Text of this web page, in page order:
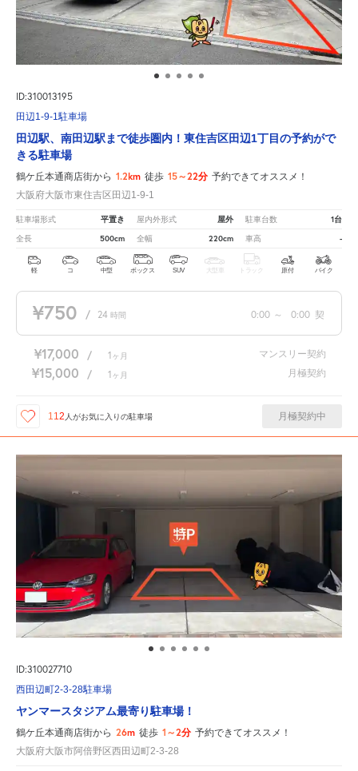
ID:310013195
田辺1-9-1駐車場
田辺駅、南田辺駅まで徒歩圏内！東住吉区田辺1丁目の予約がで
きる駐車場
鶴ケ丘本通商店街から 1.2km 徒歩 15～22分 予約できてオススメ！
大阪府大阪市東住吉区田辺1-9-1
駐車場形式 平置き 屋内外形式 屋外 駐車台数 1台
全長 500cm 全幅 220cm 車高 -
軽 コ 中型 ボックス SUV 大型車 トラック 原付 バイク
¥750 / 24 時間 0:00 ～ 0:00 契
¥17,000 / 1 ヶ月 マンスリー契約
¥15,000 / 1 ヶ月 月極契約
112 人がお気に入りの駐車場 月極契約中
ID:310027710
西田辺町2-3-28駐車場
ヤンマースタジアム最寄り駐車場！
鶴ケ丘本通商店街から 26m 徒歩 1～2分 予約できてオススメ！
大阪府大阪市阿倍野区西田辺町2-3-28